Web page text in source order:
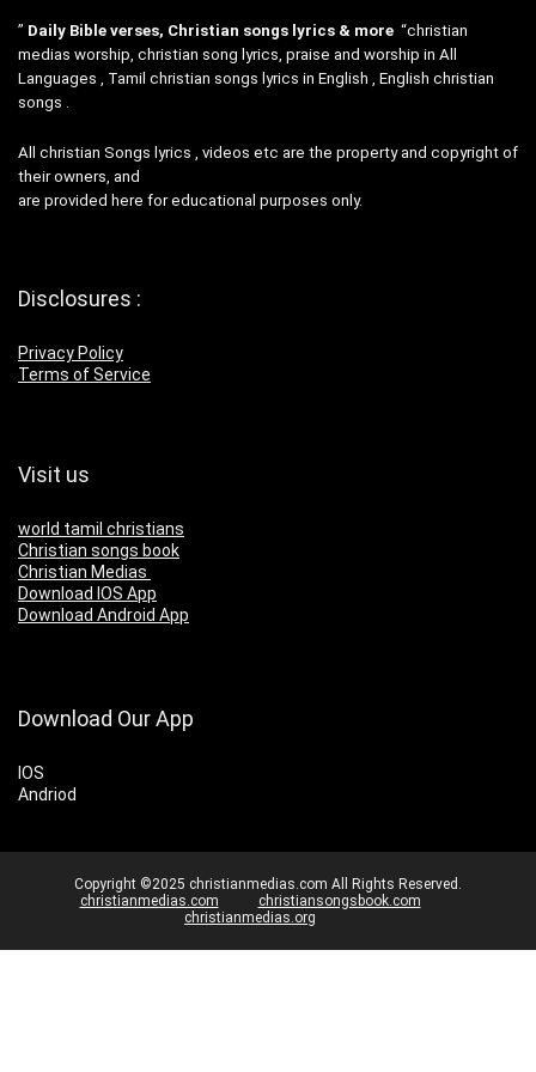
” Daily Bible verses, Christian songs lyrics & more “christian
medias worship, christian song lyrics, praise and worship in All
Languages , Tamil christian songs lyrics in English , English christian
songs .
All christian Songs lyrics , videos etc are the property and copyright of
their owners, and
are provided here for educational purposes only.
Disclosures :
Privacy Policy
Terms of Service
Visit us
world tamil christians
Christian songs book
Christian Medias
Download IOS App
Download Android App
Download Our App
IOS
Andriod
Copyright ©2025 christianmedias.com All Rights Reserved.
christianmedias.com
christiansongsbook.com
christianmedias.org